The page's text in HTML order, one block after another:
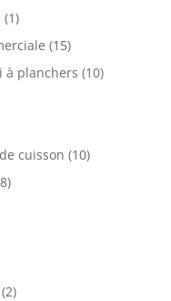
(1)
(15)
à planchers (10)
cuisson (10)
(2)